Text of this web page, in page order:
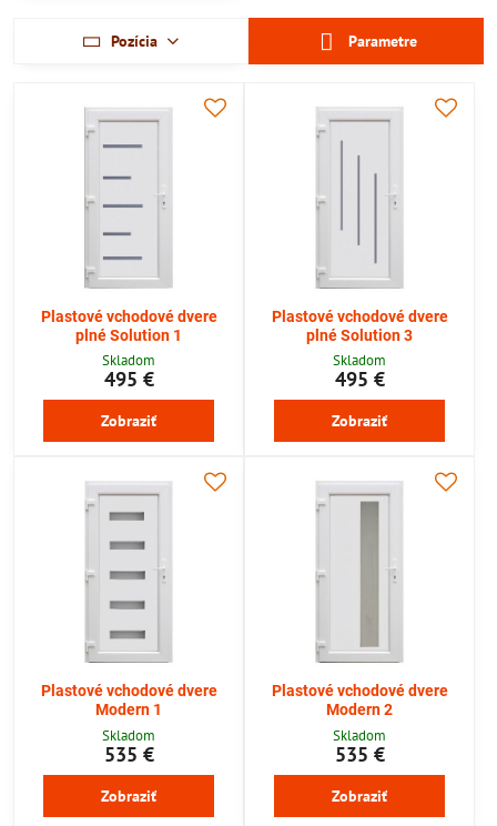
Pozícia Parametre
Plastové vchodové dvere
plné Solution 1
Skladom
495 €
Zobraziť
Plastové vchodové dvere
plné Solution 3
Skladom
495 €
Zobraziť
Plastové vchodové dvere
Modern 1
Skladom
535 €
Zobraziť
Plastové vchodové dvere
Modern 2
Skladom
535 €
Zobraziť